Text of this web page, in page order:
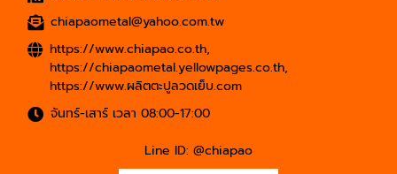
chiapaometal@yahoo.com.tw
https://www.chiapao.co.th,
https://chiapaometal.yellowpages.co.th,
https://www.ผลิตตะปูลวดเย็บ.com
จันทร์-เสาร์ เวลา 08:00-17:00
Line ID: @chiapao